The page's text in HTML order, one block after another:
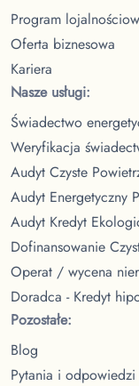
Program
Oferta biznesowa
Kariera
Nasze usługi:
Świadectwo
Weryfikacja
Audyt Czyste
Audyt Energetyczny
Audyt Kredyt
Dofinansowanie
Operat / wycena
Doradca - Kredyt
Pozostałe:
Blog
Pytania i odpowiedzi